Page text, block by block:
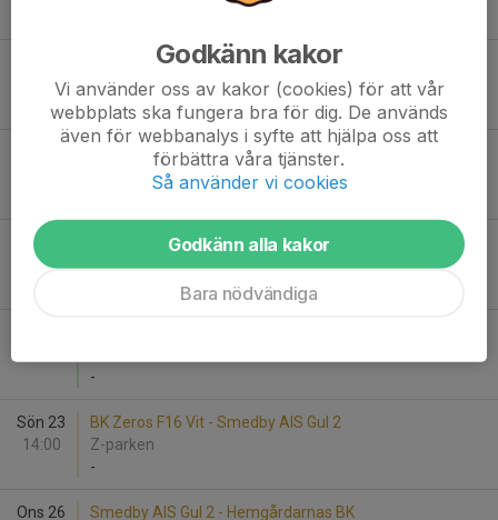
00:00
Rimforsa IF F15/16 - Smedby AIS Gul 2
Rimaster Arena
-
BK Kenty F2016 - Smedby AIS Gul
Fredriksbergs IP
Lör 22
10:00
Dagsbergs IF -16 - Smedby AIS Svart
Bajdoffplanen
-
Sön 23
14:00
BK Zeros F16 Vit - Smedby AIS Gul 2
Z-parken
-
Ons 26
Smedby AIS Gul 2 - Hemgårdarnas BK
Godkänn kakor
Vi använder oss av kakor (cookies) för att vår
webbplats ska fungera bra för dig. De används
även för webbanalys i syfte att hjälpa oss att
förbättra våra tjänster.
Så använder vi cookies
Godkänn alla kakor
Bara nödvändiga